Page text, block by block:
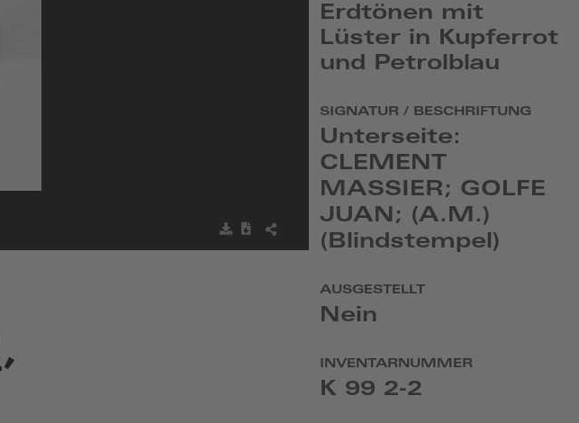
BildMetadaten
herunterladen
BILD
,
Erdtönen mit
Lüster in Kupferrot
und Petrolblau
SIGNATUR / BESCHRIFTUNG
Unterseite:
CLEMENT
MASSIER; GOLFE
JUAN; (A.M.)
(Blindstempel)
AUSGESTELLT
Nein
INVENTARNUMMER
K 99 2-2